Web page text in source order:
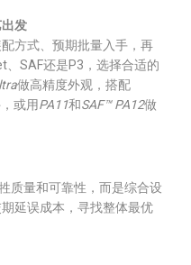
发
方式、预期批量入手，再
、SAF还是P3，选择合适的
做高精度外观，搭配
或用PA11和SAF™ PA12做
质量和可靠性，而是综合设
延误成本，寻找整体最优